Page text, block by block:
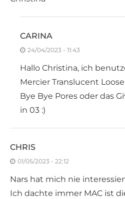
CARINA
24/04/2023 - 11:43
Hallo Christina, ich
Mercier Translucent
Bye Bye Pores oder das
in 03 :)
CHRIS
01/05/2023 - 22:12
Nars hat mich nie
Ich dachte immer MAC ist